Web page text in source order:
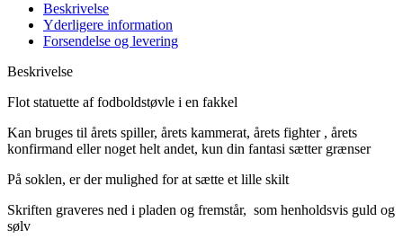
Beskrivelse
Yderligere information
Forsendelse og levering
Beskrivelse
Flot statuette af fodboldstøvle i en fakkel
Kan bruges til årets spiller, årets kammerat, årets fighter , årets
konfirmand eller noget helt andet, kun din fantasi sætter grænser
På soklen, er der mulighed for at sætte et lille skilt
Skriften graveres ned i pladen og fremstår, som henholdsvis guld og
sølv